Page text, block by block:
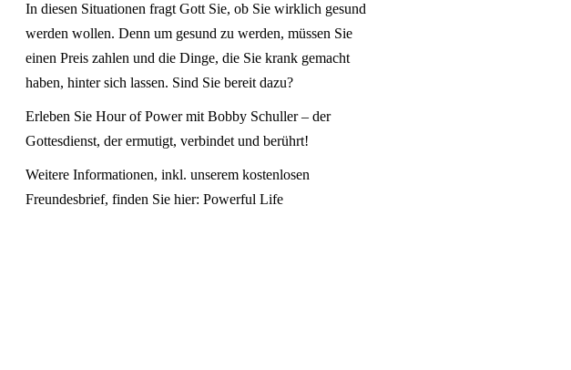
In diesen Situationen fragt Gott Sie, ob Sie wirklich gesund
werden wollen. Denn um gesund zu werden, müssen Sie
einen Preis zahlen und die Dinge, die Sie krank gemacht
haben, hinter sich lassen. Sind Sie bereit dazu?
Erleben Sie Hour of Power mit Bobby Schuller – der
Gottesdienst, der ermutigt, verbindet und berührt!
Weitere Informationen, inkl. unserem kostenlosen
Freundesbrief, finden Sie hier: Powerful Life